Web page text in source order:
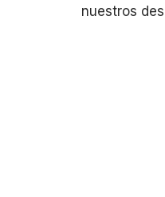
nuestros